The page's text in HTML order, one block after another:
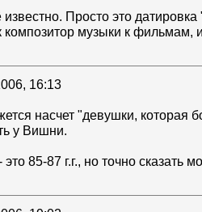
известно. Просто это датировка
композитор музыки к фильмам,
16:13
насчет "девушки, которая
у Вишни.
85-87 г.г., но точно сказать